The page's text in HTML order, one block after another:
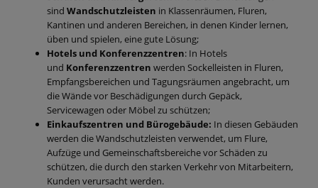
sind Wandschutzleisten in Klassenräumen, Fluren,
Kantinen und anderen Bereichen, in denen Kinder lernen,
üben und spielen, eine gute Lösung;
Hotels und Konferenzzentren: In Hotels
und Konferenzzentren werden Sockelleisten in Fluren,
Empfangsbereichen und Tagungsräumen angebracht, um
die Wände vor Beschädigungen durch Gepäck,
Servicewagen oder Möbel zu schützen;
Einkaufszentren und Bürogebäude: In diesen Gebäuden
werden die Wandschutzleisten verwendet, um Flure,
Aufzüge und Gemeinschaftsbereiche vor Schäden zu
schützen, die durch den starken Verkehr von Mitarbeitern,
Kunden verursacht werden.